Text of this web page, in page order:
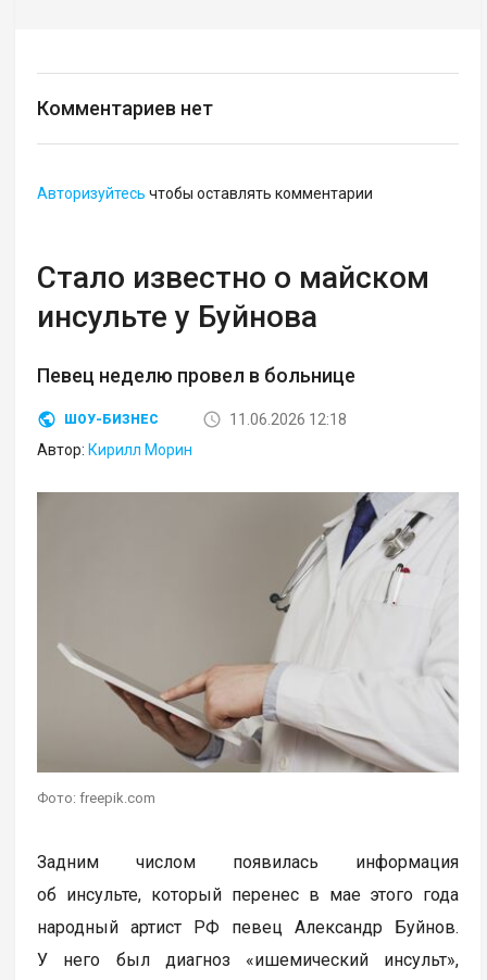
Комментариев нет
Авторизуйтесь чтобы оставлять комментарии
Стало известно о майском
инсульте у Буйнова
Певец неделю провел в больнице
ШОУ-БИЗНЕС
11.06.2026 12:18
Автор: Кирилл Морин
Фото: freepik.com
Задним числом появилась информация
об инсульте, который перенес в мае этого года
народный артист РФ певец Александр Буйнов.
У него был диагноз «ишемический инсульт»,